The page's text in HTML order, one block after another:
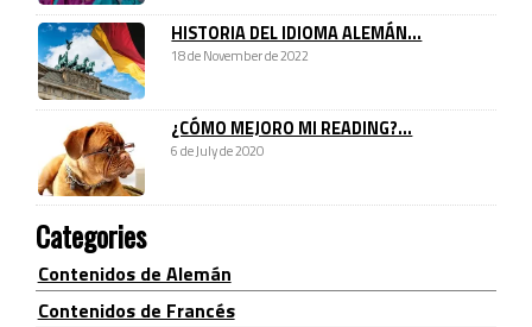
HISTORIA DEL IDIOMA ALEMÁN...
18 de November de 2022
¿CÓMO MEJORO MI READING?...
6 de July de 2020
Categories
Contenidos de Alemán
Contenidos de Francés